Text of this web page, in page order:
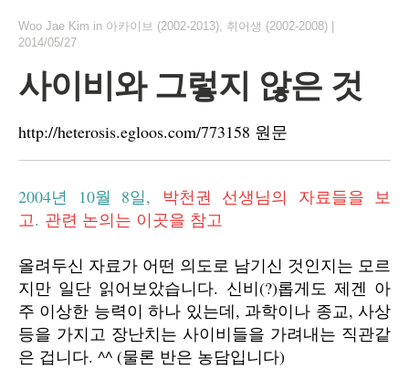
Woo Jae Kim in 아카이브 (2002-2013), 취어생 (2002-2008)
2014/05/27
사이비와 그렇지 않은 것
http://heterosis.egloos.com/773158 원문
2004년 10월 8일,
박천권 선생님의 자료들을 보
고. 관련 논의는 이곳을 참고
올려두신 자료가 어떤 의도로 남기신 것인지는 모르
지만 일단 읽어보았습니다. 신비(?)롭게도 제겐 아
주 이상한 능력이 하나 있는데, 과학이나 종교, 사상
등을 가지고 장난치는 사이비들을 가려내는 직관같
은 겁니다. ^^ (물론 반은 농담입니다)